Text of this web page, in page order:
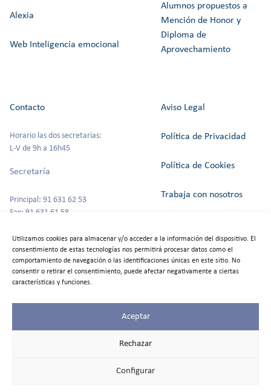
Utilizamos cookies para almacenar y/o acceder a la información del dispositivo. El
consentimiento de estas tecnologías nos permitirá procesar datos como el
comportamiento de navegación o las identificaciones únicas en este sitio. No
consentir o retirar el consentimiento, puede afectar negativamente a ciertas
características y funciones.
Aceptar
Rechazar
Configurar
Alexia
Web Inteligencia emocional
Alumnos propuestos a
Mención de Honor y
Diploma de
Aprovechamiento
Contacto
Horario las dos secretarías:
L-V de 9h a 16h45
Secretaría
Principal: 91 631 62 53
Fax: 91 631 61 58
Escuela Infantil
Aviso Legal
Política de Privacidad
Política de Cookies
Trabaja con nosotros
Alquiler de espacios